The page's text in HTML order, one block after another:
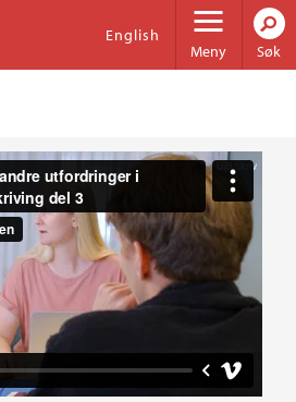
Meny
English
Søk